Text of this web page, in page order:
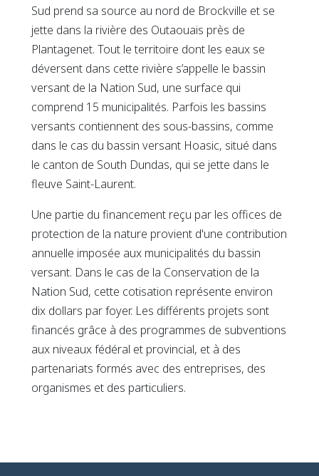
Sud prend sa source au nord de Brockville et se
jette dans la rivière des Outaouais près de
Plantagenet. Tout le territoire dont les eaux se
déversent dans cette rivière s’appelle le bassin
versant de la Nation Sud, une surface qui
comprend 15 municipalités. Parfois les bassins
versants contiennent des sous-bassins, comme
dans le cas du bassin versant Hoasic, situé dans
le canton de South Dundas, qui se jette dans le
fleuve Saint-Laurent.
Une partie du financement reçu par les offices de
protection de la nature provient d'une contribution
annuelle imposée aux municipalités du bassin
versant. Dans le cas de la Conservation de la
Nation Sud, cette cotisation représente environ
dix dollars par foyer. Les différents projets sont
financés grâce à des programmes de subventions
aux niveaux fédéral et provincial, et à des
partenariats formés avec des entreprises, des
organismes et des particuliers.